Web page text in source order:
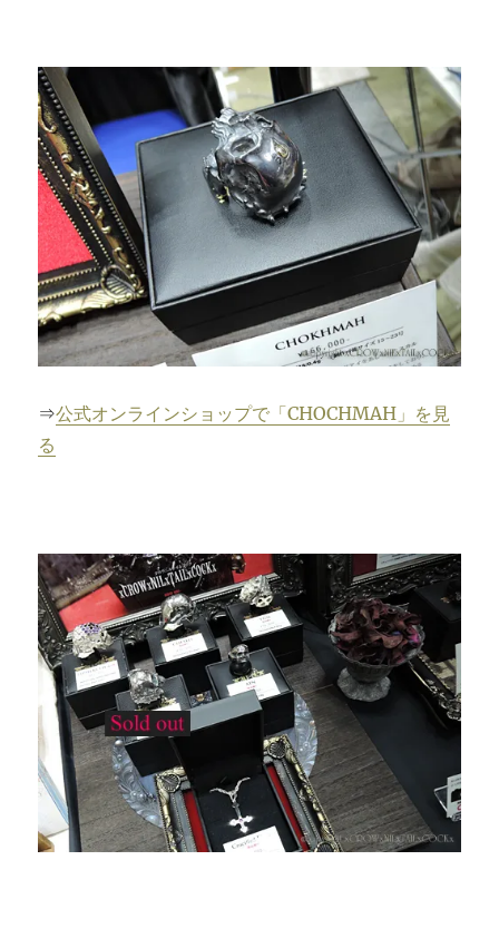
⇒公式オンラインショップで「CHOCHMAH」を見
る